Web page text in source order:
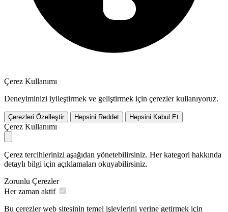
Çerez Kullanımı
Deneyiminizi iyileştirmek ve geliştirmek için çerezler kullanıyoruz.
Çerezleri Özelleştir Hepsini Reddet Hepsini Kabul Et
Çerez Kullanımı
Çerez tercihlerinizi aşağıdan yönetebilirsiniz. Her kategori hakkında
detaylı bilgi için açıklamaları okuyabilirsiniz.
Zorunlu Çerezler
Her zaman aktif
Bu çerezler web sitesinin temel işlevlerini yerine getirmek için